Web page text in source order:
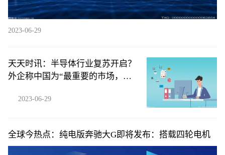
2023-06-29
天天时讯：半导体行业复苏开启？
外企称中国为“最重要的市场，没
2023-06-29
全球今热点：纯电版奔驰大G即将发布：搭载四轮电机